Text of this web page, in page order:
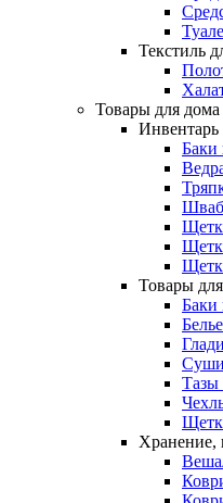
Текстиль
Товары для дома
Инвентарь
Баки
Товары
Баки
Тазы
Хранение,